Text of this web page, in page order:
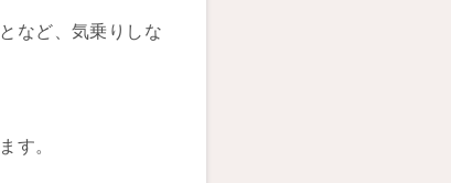
など、気乗りしな
す。